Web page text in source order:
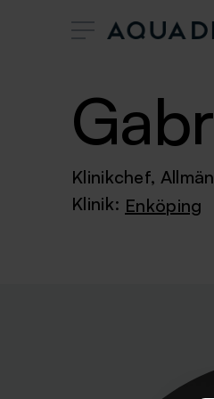
Klinikchef,
Klinik: Enköping